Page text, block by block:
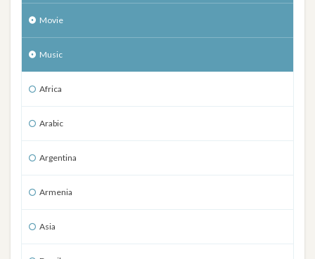
Movie
Music
Africa
Arabic
Argentina
Armenia
Asia